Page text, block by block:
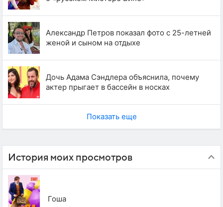
Александр Петров показал фото с 25-летней
женой и сыном на отдыхе
Дочь Адама Сэндлера объяснила, почему
актер прыгает в бассейн в носках
Показать еще
История моих просмотров
Гоша